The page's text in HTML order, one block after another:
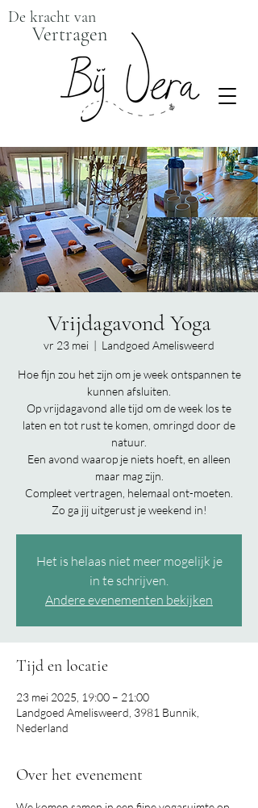
De kracht van
Vertragen
Vrijdagavond Yoga
vr 23 mei
  |
Landgoed Amelisweerd
Hoe fijn zou het zijn om je week ontspannen te
kunnen afsluiten.
Op vrijdagavond alle tijd om de week los te
laten en tot rust te komen, omringd door de
natuur.
Een avond waarop je niets hoeft, en alleen
maar mag zijn.
Compleet vertragen, helemaal ont-moeten.
Zo ga jij uitgerust je weekend in!
Het is helaas niet meer mogelijk je
in te schrijven.
Andere evenementen bekijken
Tijd en locatie
23 mei 2025, 19:00 – 21:00
Landgoed Amelisweerd, 3981 Bunnik,
Nederland
Over het evenement